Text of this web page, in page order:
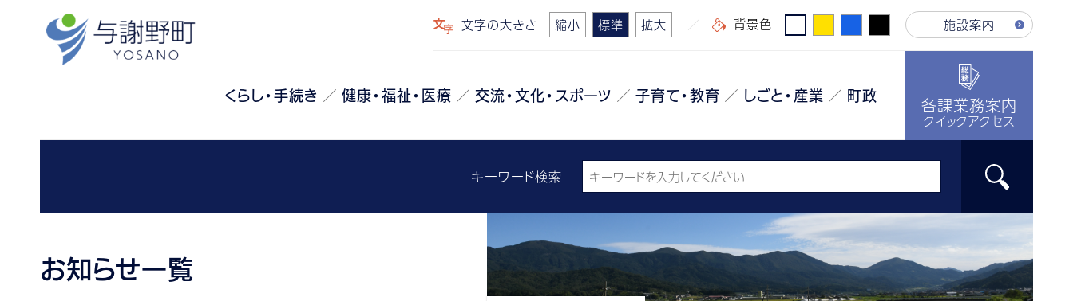
文字の大きさ 縮小 標準 拡大 背景色 施設案内
くらし・手続き 健康・福祉・医療 交流・文化・スポーツ 子育て・教育 しごと・産業 町政 各課業務案内
クイックアクセス
キーワード検索
お知らせ一覧